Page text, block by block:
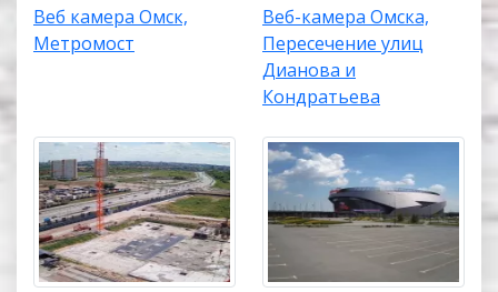
Веб камера Омск,
Метромост
Веб-камера Омска,
Пересечение улиц
Дианова и
Кондратьева